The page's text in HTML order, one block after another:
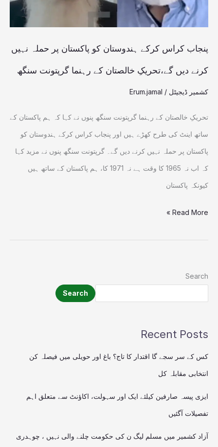
پنجاب کراس کرکے ہندوستان کو پاکستان پر حملہ نہیں
کرنے دیں گے،تحریکِ خالصتان کے رہنما گرپتونت سنگھ
کشمیر ڈیجیٹل /
Erum.jamal
تحریکِ خالصتان کے رہنما گرپتونت سنگھ پنوں نے کہا کہ ہم پاکستان کے
ساتھ اینٹ کی طرح کھڑے ہیں اور پنجاب کراس کرکے ہندوستان کو
پاکستان پر حملہ نہیں کرنے دیں گے۔ گرپتونت سنگھ پنوں نے مزید کہا
کہ اب نہ 1965 کا وقت ہے نہ 1971 کا، ہم پاکستان کے ساتھ ہیں
کیونکہ پاکستان
حملہ
نہیں
دیں
گے،تحریکِ
خالصتان
کے
رہنما
گرپتونت
سنگھ
Read More »
Search
Search
Recent Posts
کس کے سر سجے گا اقتدار کا تاج؟ باغ اور حویلی میں فیصلہ کن
انتخابی مقابلہ کل
ایزی پیسہ صارفین کیلئے ایک اور سہولت، اکاؤنٹ سے متعلق اہم
تفصیلات آگئیں
آزاد کشمیر میں مسلم لیگ ن کی حکومت چلنے والی نہیں ، چوہدری